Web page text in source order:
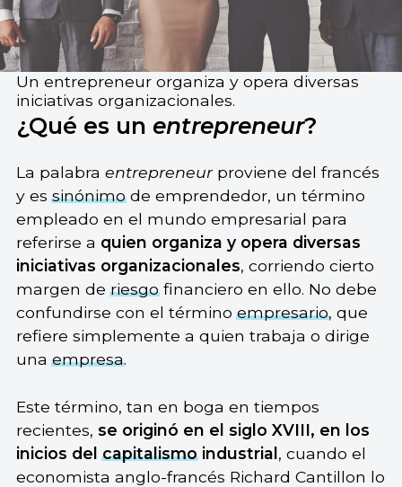
Un entrepreneur organiza y opera diversas
iniciativas organizacionales.
¿Qué es un entrepreneur?
La palabra entrepreneurproviene del francés
y essinónimode emprendedor, un término
empleado en el mundo empresarial para
referirse a quien organiza y opera diversas
iniciativas organizacionales, corriendo cierto
margen deriesgofinanciero en ello. No debe
confundirse con el términoempresario, que
refiere simplemente a quien trabaja o dirige
unaempresa.
Este término, tan en boga en tiempos
recientes, se originó en el siglo XVIII, en los
inicios delcapitalismoindustrial , cuando el
economista anglo-francés Richard Cantillon lo